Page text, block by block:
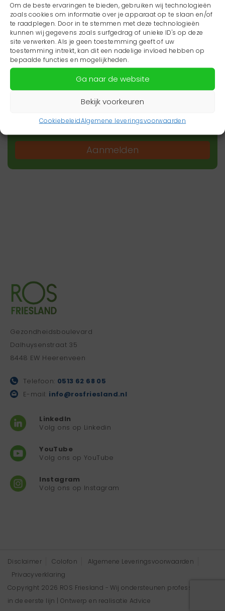
Om de beste ervaringen te bieden, gebruiken wij technologieën
zoals cookies om informatie over je apparaat op te slaan en/of
te raadplegen. Door in te stemmen met deze technologieën
kunnen wij gegevens zoals surfgedrag of unieke ID's op deze
site verwerken. Als je geen toestemming geeft of uw
toestemming intrekt, kan dit een nadelige invloed hebben op
bepaalde functies en mogelijkheden.
Ga naar de website
Bekijk voorkeuren
CookiebeleidAlgemene leveringsvoorwaarden
Wil je niets missen?
Wil je op de hoogte blijven van het laatste
zorgnieuws in jouw regio? Schrijf je dan in voor
onze nieuwsbrief.
Aanmelden
Gezondheidsboulevard
Dalhuysenstraat 35
8448 EW Heerenveen
Telefoon: 0513 62 68 05
E-mail: info@rosfriesland.nl
LinkedIn
Volg ons op Linkedin
YouTube
Volg ons op YouTube
Instagram
Volg ons op Instagram
Disclaimer Colofon
Algemene Leveringsvoorwaarden
Privacyverklaring
Copyright 2026 ROS Friesland - Wij ondersteunen professionals
in de eerste lijn | Ontwerp en realisatie Advice